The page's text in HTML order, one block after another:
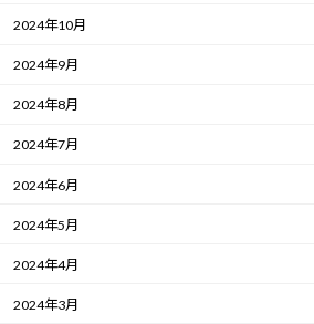
2024年10月
2024年9月
2024年8月
2024年7月
2024年6月
2024年5月
2024年4月
2024年3月